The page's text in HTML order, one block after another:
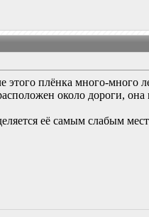
этого плёнка много-много
около дороги, она
её самым слабым